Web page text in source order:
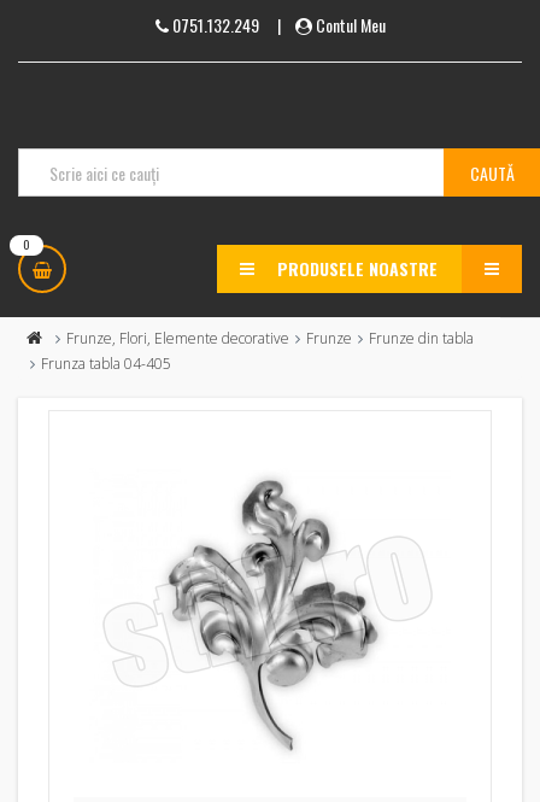
0751.132.249| Contul Meu
0
PRODUSELE NOASTRE MENU
Frunze, Flori, Elemente decorative Frunze
Frunze din tabla
Frunza tabla 04-405